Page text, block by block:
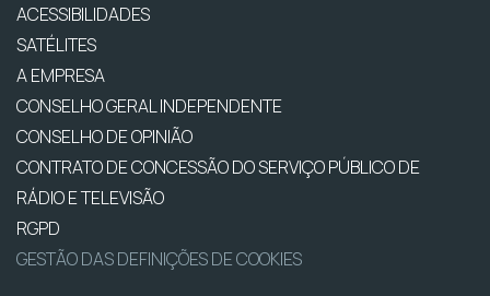
ACESSIBILIDADES
SATÉLITES
A EMPRESA
CONSELHO GERAL INDEPENDENTE
CONSELHO DE OPINIÃO
CONTRATO DE CONCESSÃO DO SERVIÇO PÚBLICO DE
RÁDIO E TELEVISÃO
RGPD
GESTÃO DAS DEFINIÇÕES DE COOKIES